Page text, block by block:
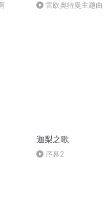
雷欧奥特曼主题曲
迦梨之歌
序幕2